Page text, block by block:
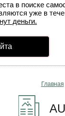
в поиске
уже в
деньги.
Главная